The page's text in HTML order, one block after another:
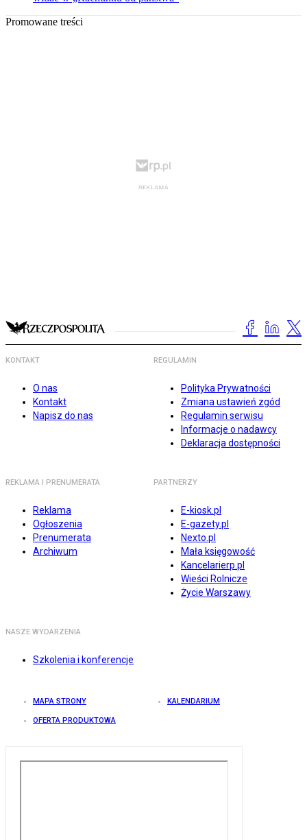
Promowane treści
KONTAKT
O nas
Kontakt
Napisz do nas
REGULAMIN
Polityka Prywatności
Zmiana ustawień zgód
Regulamin serwisu
Informacje o nadawcy
Deklaracja dostępności
REKLAMA I PRENUMERATA
Reklama
Ogłoszenia
Prenumerata
Archiwum
PARTNERZY
E-kiosk.pl
E-gazety.pl
Nexto.pl
Mała księgowość
Kancelarierp.pl
Wieści Rolnicze
Życie Warszawy
NASZE WYDARZENIA
Szkolenia i konferencje
MAPA STRONY KALENDARIUM
OFERTA PRODUKTOWA